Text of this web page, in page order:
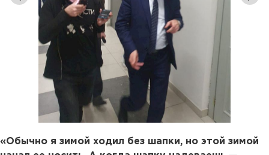
«Обычно я зимой ходил без шапки, но этой зимой